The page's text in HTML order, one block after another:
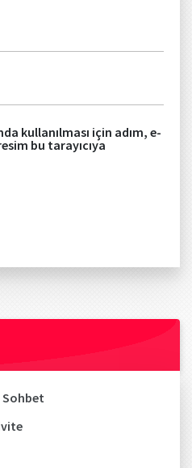
kullanılması için adım, e-
bu tarayıcıya
Sohbet